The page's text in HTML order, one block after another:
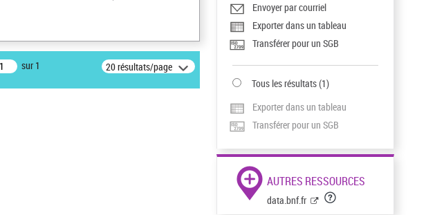
sur 1 20 résultats/page
Envoyer par courriel
Exporter dans un tableau
Transférer pour un SGB
Tous les résultats(1)
Exporter dans un tableau
Transférer pour un SGB
AUTRES RESSOURCES
data.bnf.fr